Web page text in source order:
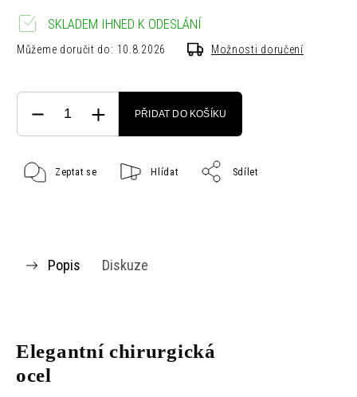
SKLADEM IHNED K ODESLÁNÍ
Můžeme doručit do: 10.8.2026 Možnosti doručení
PŘIDAT DO KOŠÍKU
Zeptat se Hlídat Sdílet
Popis Diskuze
Elegantní chirurgická
ocel